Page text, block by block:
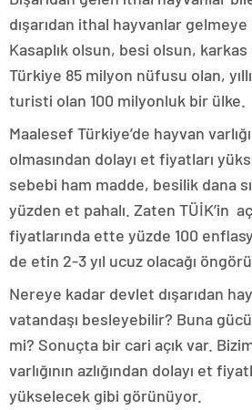
dışarıdan ithal hayvanlar
Kasaplık olsun, besi olsun,
Türkiye 85 milyon nüfusu olan,
turisti olan 100 milyonluk bir ülke.
Maalesef Türkiye’de hayvan
olmasından dolayı et fiyatları
sebebi ham madde, besilik dana
yüzden et pahalı. Zaten TÜİK’in
fiyatlarında ette yüzde 100
de etin 2-3 yıl ucuz olacağı
Nereye kadar devlet dışarıdan
vatandaşı besleyebilir? Buna
mi? Sonuçta bir cari açık var.
varlığının azlığından dolayı et
yükselecek gibi görünüyor.